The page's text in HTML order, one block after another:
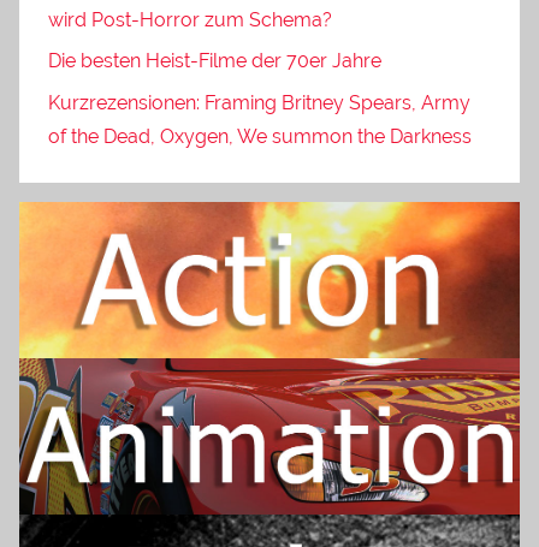
wird Post-Horror zum Schema?
Die besten Heist-Filme der 70er Jahre
Kurzrezensionen: Framing Britney Spears, Army
of the Dead, Oxygen, We summon the Darkness